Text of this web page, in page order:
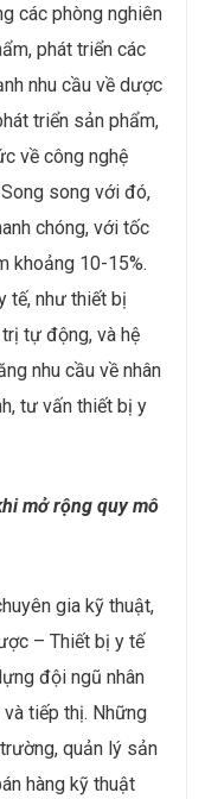
các phòng nghiên
phát triển các
nhu cầu về dược
triển sản phẩm,
về công nghệ
song với đó,
chóng, với tốc
khoảng 10-15%.
tế, như thiết bị
tự động, và hệ
nhu cầu về nhân
tư vấn thiết bị y
mở rộng quy mô
gia kỹ thuật,
– Thiết bị y tế
đội ngũ nhân
tiếp thị. Những
quản lý sản
hàng kỹ thuật